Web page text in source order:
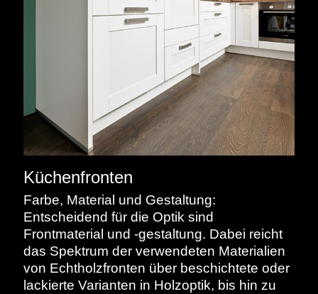
Küchenfronten
Farbe, Material und Gestaltung:
Entscheidend für die Optik sind
Frontmaterial und -gestaltung. Dabei reicht
das Spektrum der verwendeten Materialien
von Echtholzfronten über beschichtete oder
lackierte Varianten in Holzoptik, bis hin zu